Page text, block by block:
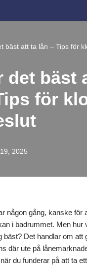
bäst att ta lån – Tips för
det bäst
för
2025
någon gång, kanske för
i badrummet. Men hur
bäst? Det handlar om att
där ute på
du funderar på att ta